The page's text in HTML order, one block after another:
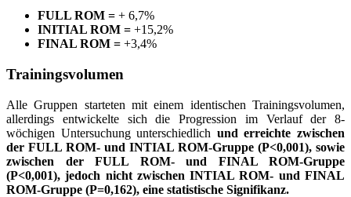
FULL ROM = + 6,7%
INITIAL ROM = +15,2%
FINAL ROM = +3,4%
Trainingsvolumen
Alle Gruppen starteten mit einem identischen Trainingsvolumen,
allerdings entwickelte sich die Progression im Verlauf der 8-
wöchigen Untersuchung unterschiedlich und erreichte zwischen
der FULL ROM- und INTIAL ROM-Gruppe (P<0,001), sowie
zwischen der FULL ROM- und FINAL ROM-Gruppe
(P<0,001), jedoch nicht zwischen INTIAL ROM- und FINAL
ROM-Gruppe (P=0,162), eine statistische Signifikanz.